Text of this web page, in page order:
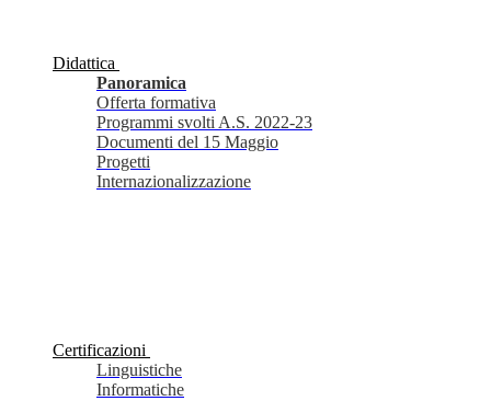
Didattica
Panoramica
Offerta formativa
Programmi svolti A.S. 2022-23
Documenti del 15 Maggio
Progetti
Internazionalizzazione
Certificazioni
Linguistiche
Informatiche